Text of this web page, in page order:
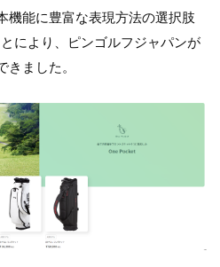
機能に豊富な表現方法の選択肢
により、ピンゴルフジャパンが
きました。